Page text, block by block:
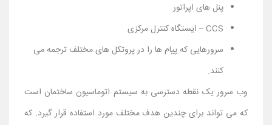
پنل های اپراتور
CCS – ایستگاه کنترل مرکزی
سرورهایی که پیام ها را در پروتکل های مختلف ترجمه می
کنند.
وب سرور یک نقطه دسترسی به سیستم اتوماسیون ساختمان است
که می تواند برای چندین هدف مختلف مورد استفاده قرار گیرد. که